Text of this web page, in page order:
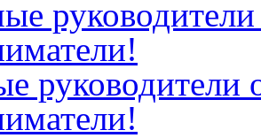
руководители